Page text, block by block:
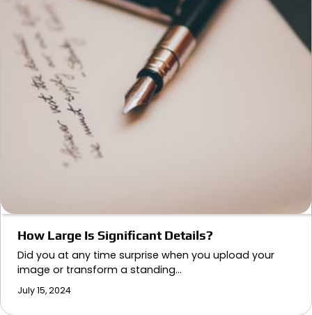
How Large Is Significant Details?
Did you at any time surprise when you upload your
image or transform a standing…
July 15, 2024